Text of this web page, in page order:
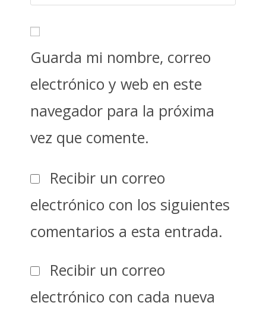
Guarda mi nombre, correo
electrónico y web en este
navegador para la próxima
vez que comente.
Recibir un correo
electrónico con los siguientes
comentarios a esta entrada.
Recibir un correo
electrónico con cada nueva